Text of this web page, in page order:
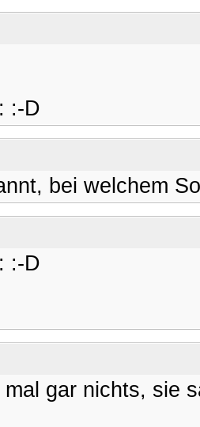
:-D
bei welchem
:-D
gar nichts, sie